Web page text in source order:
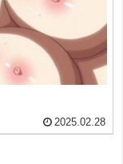
2025.02.28